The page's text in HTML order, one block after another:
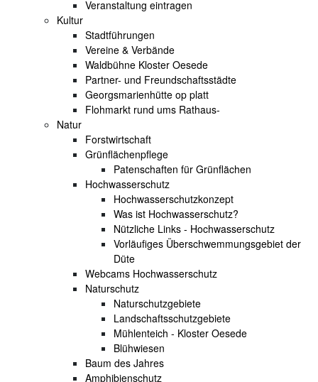
Veranstaltung eintragen
Kultur
Stadtführungen
Vereine & Verbände
Waldbühne Kloster Oesede
Partner- und Freundschaftsstädte
Georgsmarienhütte op platt
Flohmarkt rund ums Rathaus-
Natur
Forstwirtschaft
Grünflächenpflege
Patenschaften für Grünflächen
Hochwasserschutz
Hochwasserschutzkonzept
Was ist Hochwasserschutz?
Nützliche Links - Hochwasserschutz
Vorläufiges Überschwemmungsgebiet der
Düte
Webcams Hochwasserschutz
Naturschutz
Naturschutzgebiete
Landschaftsschutzgebiete
Mühlenteich - Kloster Oesede
Blühwiesen
Baum des Jahres
Amphibienschutz